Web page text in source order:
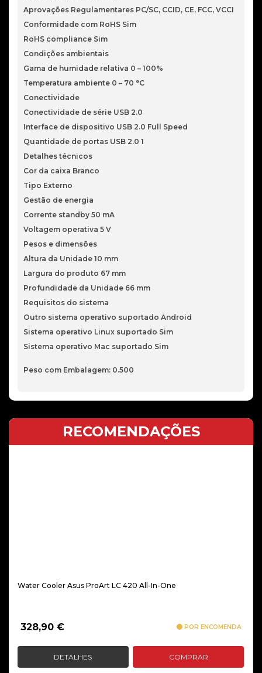
Aprovações Regulamentares PC/SC, CCID, CE, FCC, VCCI
Conformidade com RoHS Sim
RoHS compliance Sim
Condições ambientais
Gama de humidade relativa 0 – 100%
Temperatura ambiente 0 – 70 °C
Conectividade
Conectividade de série USB 2.0
Interface de dispositivo USB 2.0 Full Speed
Quantidade de portas USB 2.0 1
Detalhes técnicos
Cor da caixa Branco
Tipo Externo
Gestão de energia
Corrente standby 50 mA
Voltagem operativa 5 V
Pesos e dimensões
Altura da Unidade 10 mm
Largura do produto 67 mm
Profundidade da Unidade 66 mm
Requisitos do sistema
Outro sistema operativo suportado Android
Sistema operativo Linux suportado Sim
Sistema operativo Mac suportado Sim
Peso com Embalagem: 0.500
RECOMENDAÇÕES
Water Cooler Asus ProArt LC 420 All-In-One
328,90 € POR ENCOMENDA
DETALHES COMPRAR